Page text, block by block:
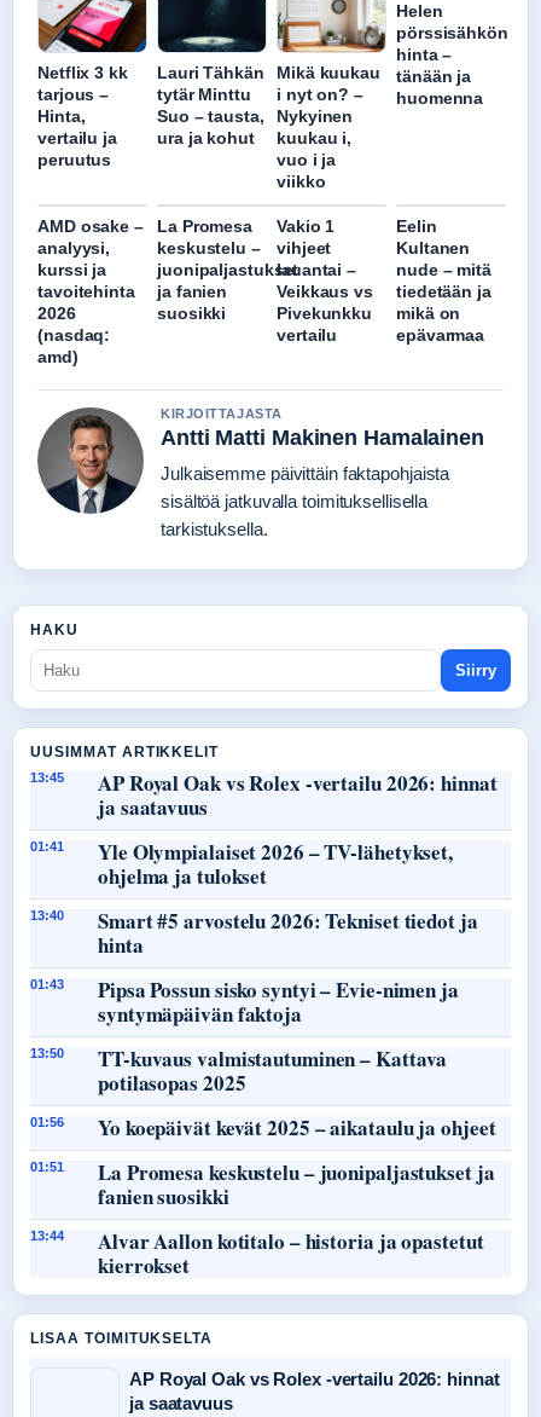
Netflix 3 kk
tarjous –
Hinta,
vertailu ja
peruutus
Lauri Tähkän
tytär Minttu
Suo – tausta,
ura ja kohut
Mikä kuukau
i nyt on? –
Nykyinen
kuukau i,
vuo i ja
viikko
Helen
pörssisähkön
hinta –
tänään ja
huomenna
AMD osake –
analyysi,
kurssi ja
tavoitehinta
2026
(nasdaq:
amd)
La Promesa
keskustelu –
juonipaljastukset
ja fanien
suosikki
Vakio 1
vihjeet
lauantai –
Veikkaus vs
Pivekunkku
vertailu
Eelin
Kultanen
nude – mitä
tiedetään ja
mikä on
epävarmaa
KIRJOITTAJASTA
Antti Matti Makinen Hamalainen
Julkaisemme päivittäin faktapohjaista
sisältöä jatkuvalla toimituksellisella
tarkistuksella.
HAKU
Siirry
UUSIMMAT ARTIKKELIT
13:45
AP Royal Oak vs Rolex -vertailu 2026: hinnat
ja saatavuus
01:41
Yle Olympialaiset 2026 – TV-lähetykset,
ohjelma ja tulokset
13:40
Smart #5 arvostelu 2026: Tekniset tiedot ja
hinta
01:43
Pipsa Possun sisko syntyi – Evie-nimen ja
syntymäpäivän faktoja
13:50
TT-kuvaus valmistautuminen – Kattava
potilasopas 2025
01:56 Yo koepäivät kevät 2025 – aikataulu ja ohjeet
01:51
La Promesa keskustelu – juonipaljastukset ja
fanien suosikki
13:44
Alvar Aallon kotitalo – historia ja opastetut
kierrokset
LISAA TOIMITUKSELTA
AP Royal Oak vs Rolex -vertailu 2026: hinnat
ja saatavuus